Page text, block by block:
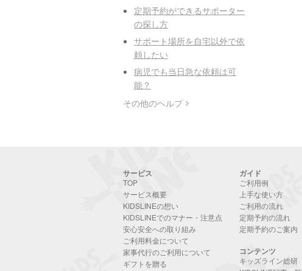
定期予約ができるサポーター
の探し方
サポート場所を自宅以外で依
頼したい
病児でも当日急な依頼は可
能？
その他のヘルプ
サービス
TOP
サービス概要
KIDSLINEの想い
KIDSLINEでのマナー・注意点
安心安全への取り組み
ご利用料金について
家事代行のご利用について
ギフトを贈る
ガイド
ご利用例
上手な使い方
ご利用の流れ
定期予約の流れ
定期予約のご案内
コンテンツ
キッズライン総研